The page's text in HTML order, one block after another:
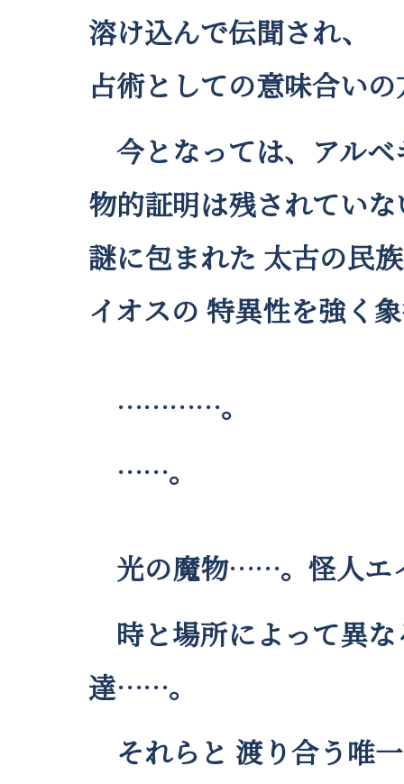
溶け込んで伝聞され、
占術としての意味合い
今となっては、アル
物的証明は残されてい
謎に包まれた 太古の民
イオスの 特異性を強く
…………。
……。
光の魔物……。怪人
時と場所によって異
達……。
それらと 渡り合う唯